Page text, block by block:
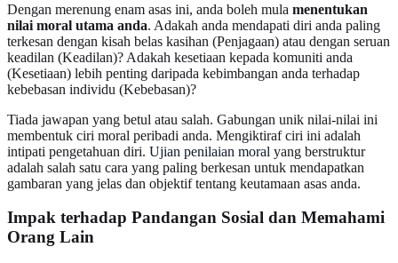
Dengan merenung enam asas ini, anda boleh mula menentukan
nilai moral utama anda. Adakah anda mendapati diri anda paling
terkesan dengan kisah belas kasihan (Penjagaan) atau dengan seruan
keadilan (Keadilan)? Adakah kesetiaan kepada komuniti anda
(Kesetiaan) lebih penting daripada kebimbangan anda terhadap
kebebasan individu (Kebebasan)?
Tiada jawapan yang betul atau salah. Gabungan unik nilai-nilai ini
membentuk ciri moral peribadi anda. Mengiktiraf ciri ini adalah
intipati pengetahuan diri. Ujian penilaian moral yang berstruktur
adalah salah satu cara yang paling berkesan untuk mendapatkan
gambaran yang jelas dan objektif tentang keutamaan asas anda.
Impak terhadap Pandangan Sosial dan Memahami
Orang Lain